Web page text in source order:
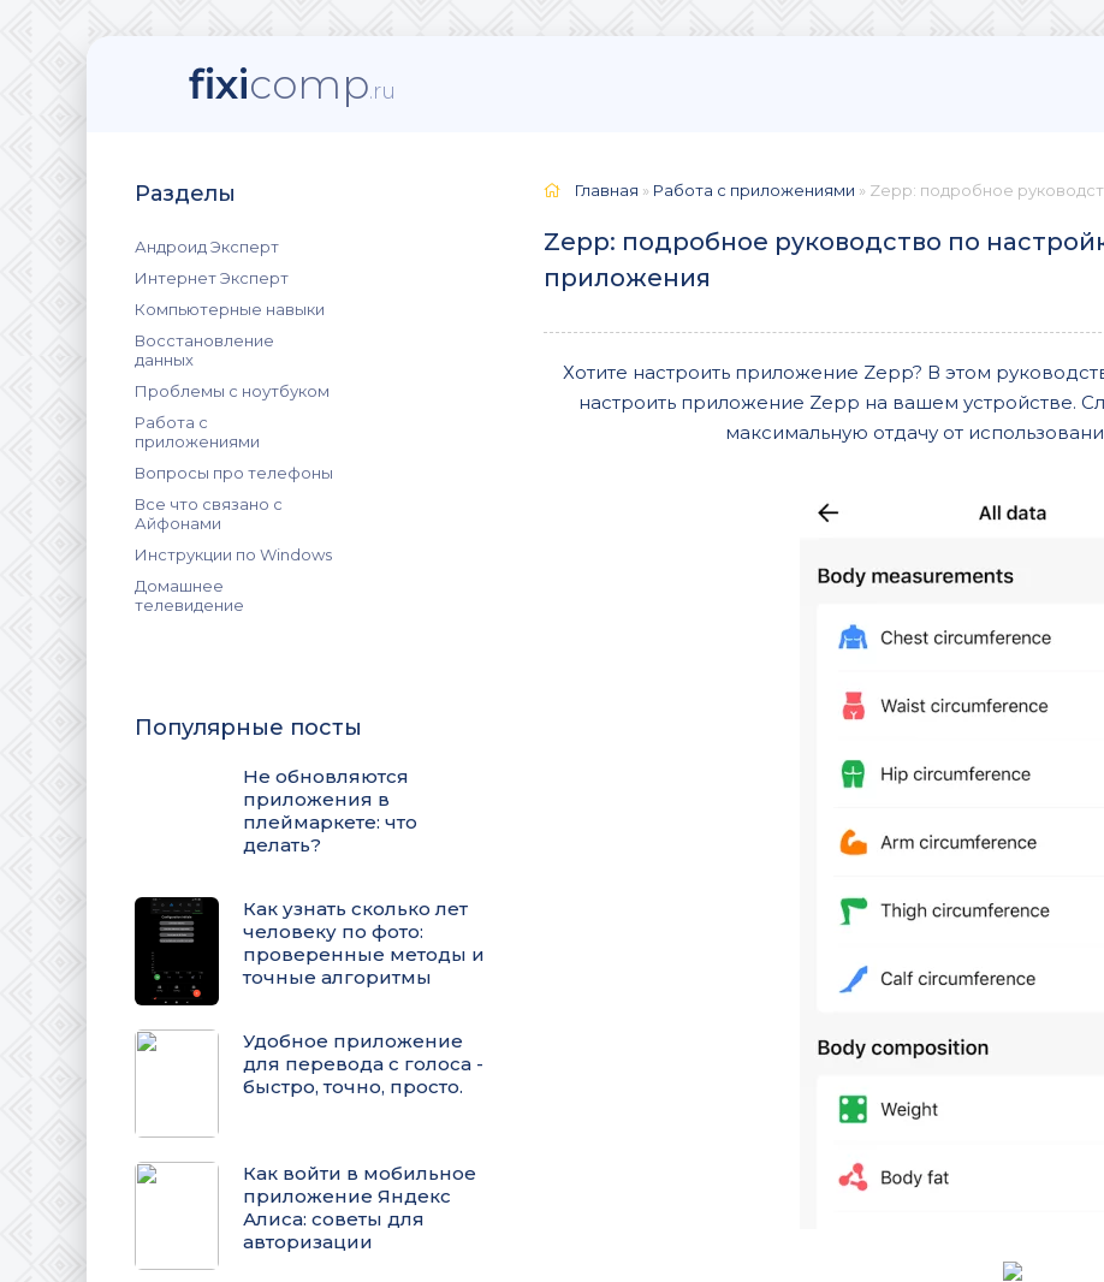
fixicomp.ru
Разделы
Андроид Эксперт
Интернет Эксперт
Компьютерные навыки
Восстановление
данных
Проблемы с ноутбуком
Работа с
приложениями
Вопросы про телефоны
Все что связано с
Айфонами
Инструкции по Windows
Домашнее
телевидение
Популярные посты
Не обновляются
приложения в
плеймаркете: что
делать?
Как узнать сколько лет
человеку по фото:
проверенные методы и
точные алгоритмы
Удобное приложение
для перевода с голоса -
быстро, точно, просто.
Как войти в мобильное
приложение Яндекс
Алиса: советы для
авторизации
Главная » Работа с приложениями » Zepp: подробное
Zepp: подробное руководство по
приложения
Хотите настроить приложение Zepp? В этом
настроить приложение Zepp на вашем устройстве.
максимальную отдачу от